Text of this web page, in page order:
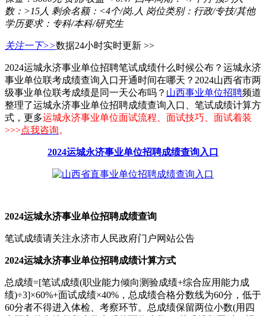
数： >15人 剩余名额： <4个/岗.人 岗位类别： 行政/专技/其他
学历要求： 专科/本科/研究生
关注一下>>数据24小时实时更新 >>
2024运城永济事业单位招聘笔试成绩什么时候公布？运城永济
事业单位联考成绩查询入口开通时间在哪天？2024山西省市两
级事业单位联考成绩是同一天公布吗？ 山西事业单位招聘频道
整理了运城永济事业单位招聘成绩查询入口、笔试成绩计算方
式，更多运城永济事业单位面试流程、面试技巧、面试着装
>>>点我咨询。
2024运城永济事业单位招聘成绩查询入口
2024运城永济事业单位招聘成绩查询
笔试成绩请关注永济市人民政府门户网站公告
2024运城永济事业单位招聘成绩计算方式
总成绩=[笔试成绩(职业能力倾向测验成绩+综合应用能力成
绩)÷3]×60%+面试成绩×40%，总成绩合格分数线为60分，低于
60分者不得进入体检、考察环节。总成绩保留两位小数(用四